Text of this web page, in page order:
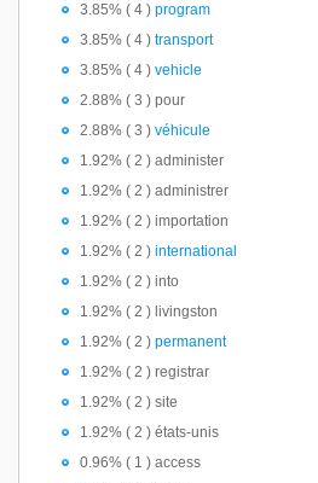
3.85% ( 4 ) program
3.85% ( 4 ) transport
3.85% ( 4 ) vehicle
2.88% ( 3 ) pour
2.88% ( 3 ) véhicule
1.92% ( 2 ) administer
1.92% ( 2 ) administrer
1.92% ( 2 ) importation
1.92% ( 2 ) international
1.92% ( 2 ) into
1.92% ( 2 ) livingston
1.92% ( 2 ) permanent
1.92% ( 2 ) registrar
1.92% ( 2 ) site
1.92% ( 2 ) états-unis
0.96% ( 1 ) access